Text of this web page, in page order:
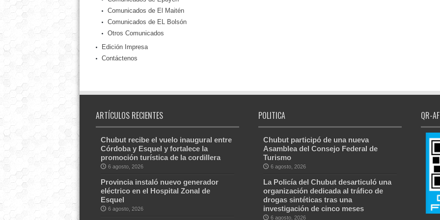
Comunicados de El Maitén
Comunicados de EL Bolsón
Otros Comunicados
Edición Impresa
Contáctenos
ARTÍCULOS RECIENTES
Chubut recibe el vuelo inaugural entre
Córdoba y Esquel y fortalece la
promoción turística de la cordillera
6 agosto, 2026
Provincia instaló nuevo generador
eléctrico en el Hospital Zonal de
Esquel
6 agosto, 2026
POLITICA
Chubut participó de una nueva
Asamblea del Consejo Federal de
Turismo
6 agosto, 2026
La Policía del Chubut desarticuló una
organización dedicada al tráfico de
drogas sintéticas tras una
investigación de cinco meses
6 agosto, 2026
QR-